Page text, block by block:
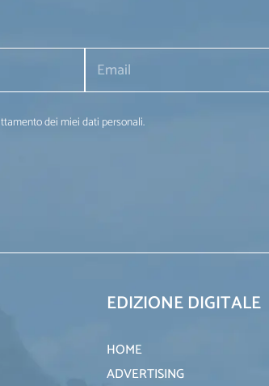
dei miei dati personali.
EDIZIONE DIGITALE
HOME
ADVERTISING